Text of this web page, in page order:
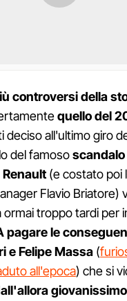
controversi della
quello del
deciso all'ultimo giro
del famososcandalo
(e costato poi
Flavio Briatore)
ormai troppo tardi per
pagare le
e Felipe Massa (
all'epoca) che si